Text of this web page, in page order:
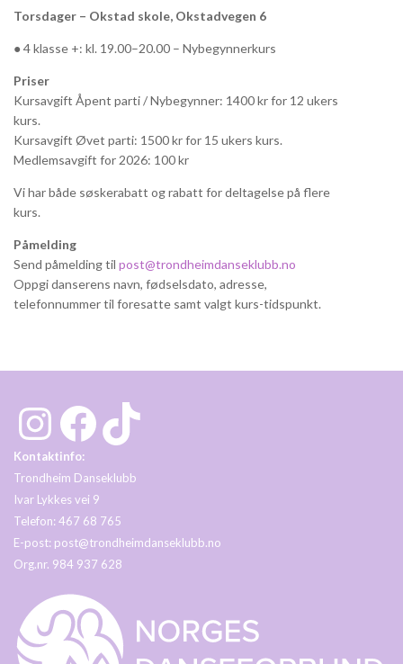
Torsdager – Okstad skole, Okstadvegen 6
● 4 klasse +: kl. 19.00–20.00 – Nybegynnerkurs
Priser
Kursavgift Åpent parti / Nybegynner: 1400 kr for 12 ukers
kurs.
Kursavgift Øvet parti: 1500 kr for 15 ukers kurs.
Medlemsavgift for 2026: 100 kr
Vi har både søskerabatt og rabatt for deltagelse på flere
kurs.
Påmelding
Send påmelding til post@trondheimdanseklubb.no
Oppgi danserens navn, fødselsdato, adresse,
telefonnummer til foresatte samt valgt kurs-tidspunkt.
Instagram Facebook TikTok
Kontaktinfo:
Trondheim Danseklubb
Ivar Lykkes vei 9
Telefon: 467 68 765
E-post: post@trondheimdanseklubb.no
Org.nr. 984 937 628